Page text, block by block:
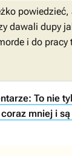
dawali dupy
i do pracy
To nie
mniej i